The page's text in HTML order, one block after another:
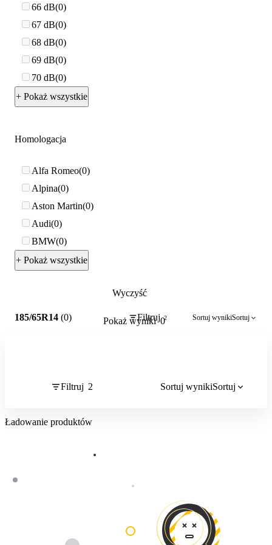
66 dB 0
67 dB 0
68 dB 0
69 dB 0
70 dB 0
+ Pokaż wszystkie
Homologacja
Alfa Romeo 0
Alpina 0
Aston Martin 0
Audi 0
BMW 0
+ Pokaż wszystkie
Wyczyść
Pokaż wyniki 0
185/65R14 (0) Filtruj 2 Sortuj wynikiSortuj
Filtruj 2 Sortuj wynikiSortuj
Ładowanie produktów